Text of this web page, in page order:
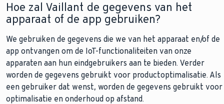
Hoe zal Vaillant de gegevens van het
apparaat of de app gebruiken?
We gebruiken de gegevens die we van het apparaat en/of de
app ontvangen om de IoT-functionaliteiten van onze
apparaten aan hun eindgebruikers aan te bieden. Verder
worden de gegevens gebruikt voor productoptimalisatie. Als
een gebruiker dat wenst, worden de gegevens gebruikt voor
optimalisatie en onderhoud op afstand.